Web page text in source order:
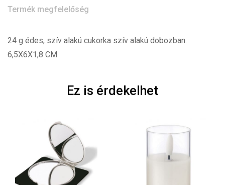
Termék megfelelőség
24 g édes, szív alakú cukorka szív alakú dobozban.
6,5X6X1,8 CM
Ez is érdekelhet